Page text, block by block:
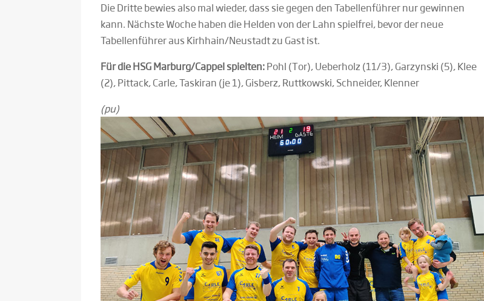
Die Dritte bewies also mal wieder, dass sie gegen den Tabellenführer nur gewinnen
kann. Nächste Woche haben die Helden von der Lahn spielfrei, bevor der neue
Tabellenführer aus Kirhhain/Neustadt zu Gast ist.
Für die HSG Marburg/Cappel spielten:Pohl (Tor), Ueberholz (11/3), Garzynski (5), Klee
(2), Pittack, Carle, Taskiran (je 1), Gisberz, Ruttkowski, Schneider, Klenner
(pu)